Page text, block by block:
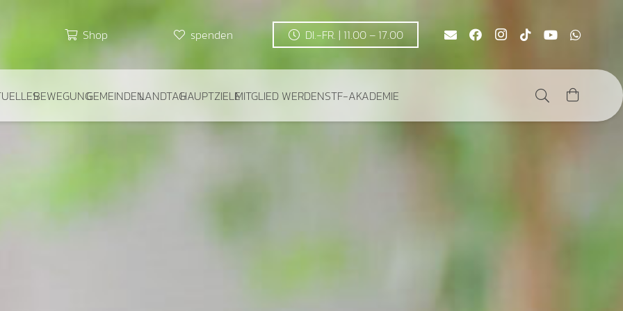
Shop spenden DI.-FR. | 11.00 – 17.00
BEWEGUNGGEMEINDENLANDTAGHAUPTZIELEMITGLIED WERDENSTF-AKADEMIE